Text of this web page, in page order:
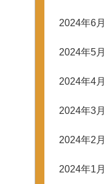
2024年6月
2024年5月
2024年4月
2024年3月
2024年2月
2024年1月